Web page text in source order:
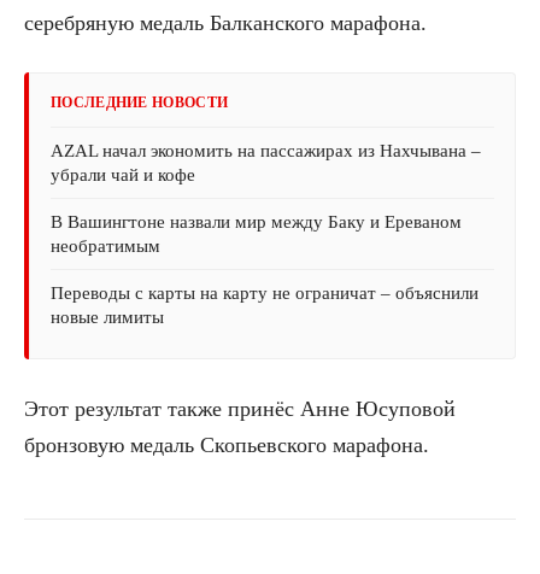
серебряную медаль Балканского марафона.
ПОСЛЕДНИЕ НОВОСТИ
AZAL начал экономить на пассажирах из Нахчывана –
убрали чай и кофе
В Вашингтоне назвали мир между Баку и Ереваном
необратимым
Переводы с карты на карту не ограничат – объяснили
новые лимиты
Этот результат также принёс Анне Юсуповой
бронзовую медаль Скопьевского марафона.